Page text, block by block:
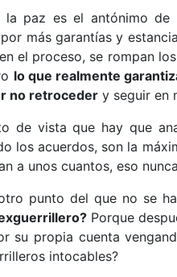
paz es el antónimo de
más garantías y
el proceso, se rompan
lo que realmente
no retroceder y seguir en
de vista que hay que
los acuerdos, son la
a unos cuantos, eso
punto del que no se
Porque
su propia cuenta
intocables?